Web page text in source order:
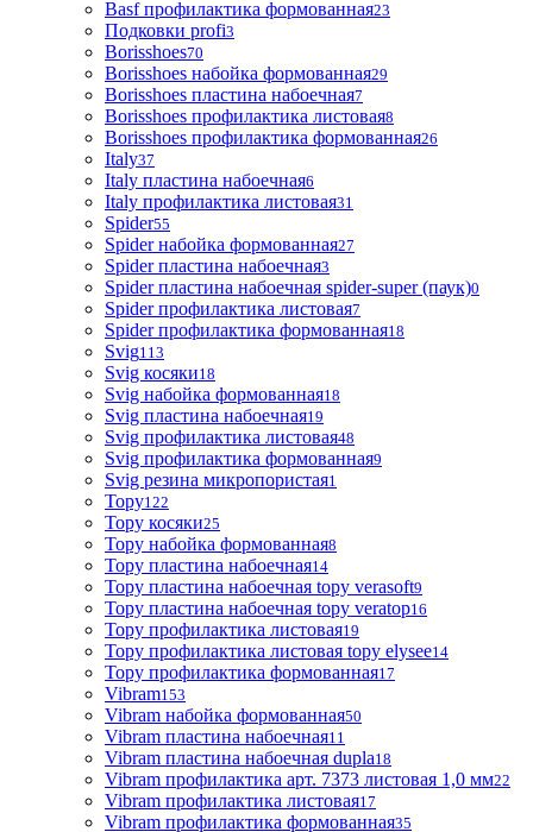
Basf профилактика формованная23
Подковки profi3
Borisshoes70
Borisshoes набойка формованная29
Borisshoes пластина набоечная7
Borisshoes профилактика листовая8
Borisshoes профилактика формованная26
Italy37
Italy пластина набоечная6
Italy профилактика листовая31
Spider55
Spider набойка формованная27
Spider пластина набоечная3
Spider пластина набоечная spider-super (паук)0
Spider профилактика листовая7
Spider профилактика формованная18
Svig113
Svig косяки18
Svig набойка формованная18
Svig пластина набоечная19
Svig профилактика листовая48
Svig профилактика формованная9
Svig резина микропористая1
Topy122
Topy косяки25
Topy набойка формованная8
Topy пластина набоечная14
Topy пластина набоечная topy verasoft9
Topy пластина набоечная topy veratop16
Topy профилактика листовая19
Topy профилактика листовая topy elysee14
Topy профилактика формованная17
Vibram153
Vibram набойка формованная50
Vibram пластина набоечная11
Vibram пластина набоечная dupla18
Vibram профилактика арт. 7373 листовая 1,0 мм22
Vibram профилактика листовая17
Vibram профилактика формованная35